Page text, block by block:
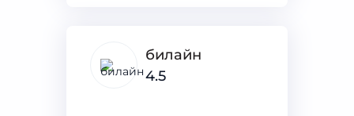
билайн
4.5